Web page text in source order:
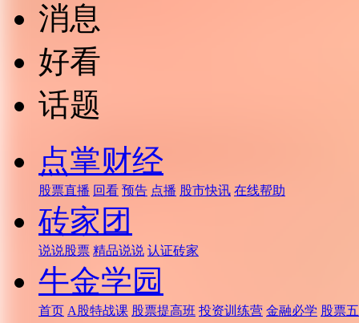
消息
好看
话题
点掌财经
股票直播 回看 预告 点播 股市快讯 在线帮助
砖家团
说说股票 精品说说 认证砖家
牛金学园
首页 A股特战课 股票提高班 投资训练营 金融必学 股票